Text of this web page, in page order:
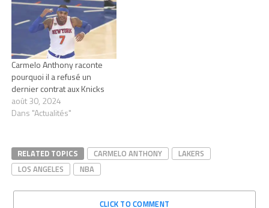
Carmelo Anthony raconte
pourquoi il a refusé un
dernier contrat aux Knicks
août 30, 2024
Dans "Actualités"
RELATED TOPICS CARMELO ANTHONY
LAKERS
LOS ANGELES
NBA
CLICK TO COMMENT